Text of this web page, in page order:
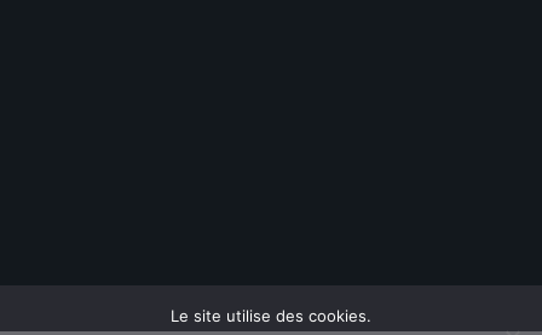
Le site utilise des cookies.